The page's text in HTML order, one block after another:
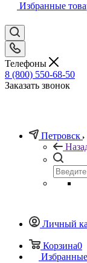
Избранные
Телефоны
8 (800) 550-68-50
Заказать звонок
Петровск
Личный
Корзина0